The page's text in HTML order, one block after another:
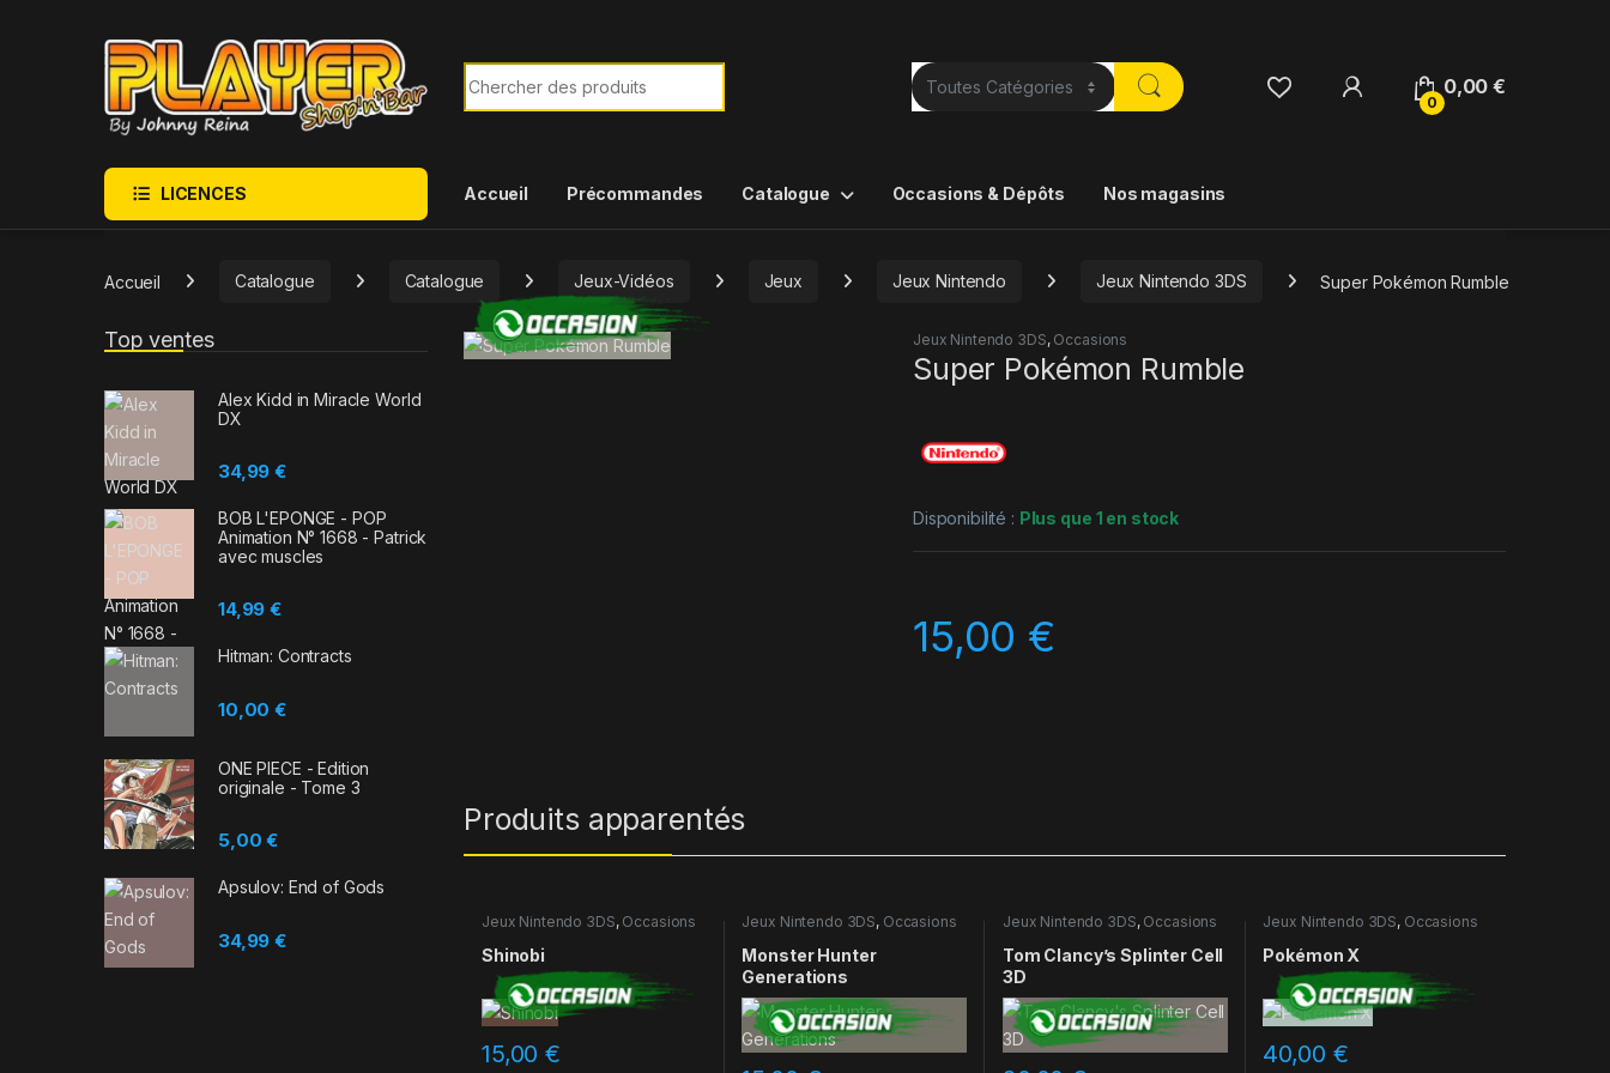
Recherche de :
0
0,00€
LICENCES Accueil Précommandes Catalogue Occasions & Dépôts Nos magasins
Accueil Catalogue Catalogue Jeux-Vidéos Jeux Jeux Nintendo Jeux Nintendo 3DS Super Pokémon Rumble
Jeux Nintendo 3DS, Occasions
Super Pokémon Rumble
Disponibilité : Plus que 1 en stock
15,00 €
Produits apparentés
Jeux Nintendo 3DS, Occasions
Shinobi
15,00€
Jeux Nintendo 3DS, Occasions
Monster Hunter
Generations
Jeux Nintendo 3DS, Occasions
Tom Clancy’s Splinter Cell
3D
Jeux Nintendo 3DS, Occasions
Pokémon X
40,00 €
Top ventes
Alex Kidd in Miracle World
DX
34,99€
BOB L'EPONGE - POP
Animation N° 1668 - Patrick
avec muscles
14,99€
Hitman: Contracts
10,00€
ONE PIECE - Edition
originale - Tome 3
5,00€
Apsulov: End of Gods
34,99€